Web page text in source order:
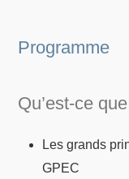
Programme
Qu’est-ce
Les grands
GPEC